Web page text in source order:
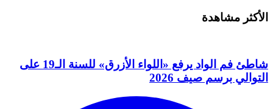
الأكثر مشاهدة
شاطئ فم الواد يرفع «اللواء الأزرق» للسنة الـ19 على
التوالي برسم صيف 2026